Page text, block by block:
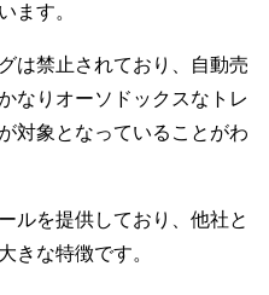
ます。
は禁止されており、自動売
なりオーソドックスなトレ
対象となっていることがわ
ルを提供しており、他社と
きな特徴です。